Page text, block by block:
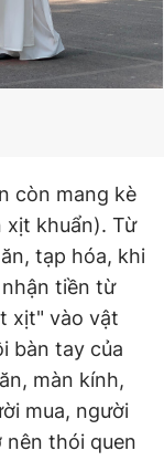
còn mang kè
xịt khuẩn). Từ
tạp hóa, khi
tiền từ
xịt" vào vật
bàn tay của
màn kính,
mua, người
nên thói quen